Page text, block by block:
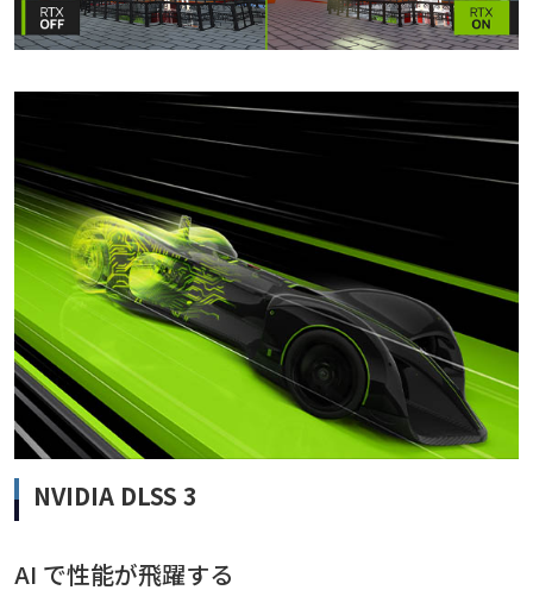
NVIDIA DLSS 3
AI で性能が飛躍する